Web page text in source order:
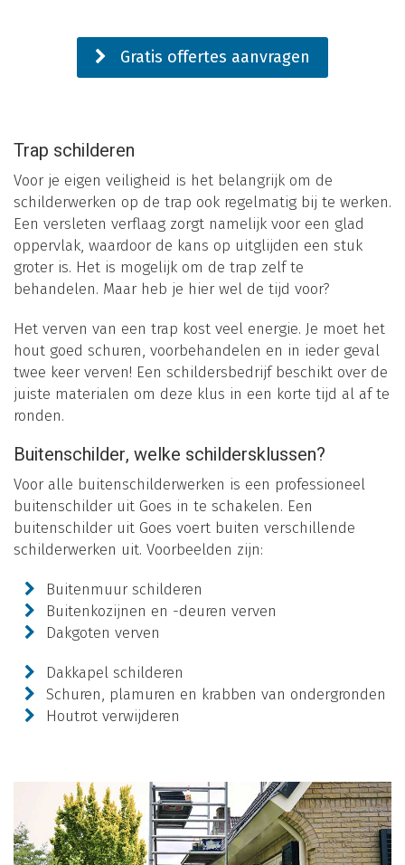
Gratis offertes aanvragen
Trap schilderen
Voor je eigen veiligheid is het belangrijk om de
schilderwerken op de trap ook regelmatig bij te werken.
Een versleten verflaag zorgt namelijk voor een glad
oppervlak, waardoor de kans op uitglijden een stuk
groter is. Het is mogelijk om de trap zelf te
behandelen. Maar heb je hier wel de tijd voor?
Het verven van een trap kost veel energie. Je moet het
hout goed schuren, voorbehandelen en in ieder geval
twee keer verven! Een schildersbedrijf beschikt over de
juiste materialen om deze klus in een korte tijd al af te
ronden.
Buitenschilder, welke schildersklussen?
Voor alle buitenschilderwerken is een professioneel
buitenschilder uit Goes in te schakelen. Een
buitenschilder uit Goes voert buiten verschillende
schilderwerken uit. Voorbeelden zijn:
Buitenmuur schilderen
Buitenkozijnen en -deuren verven
Dakgoten verven
Dakkapel schilderen
Schuren, plamuren en krabben van ondergronden
Houtrot verwijderen